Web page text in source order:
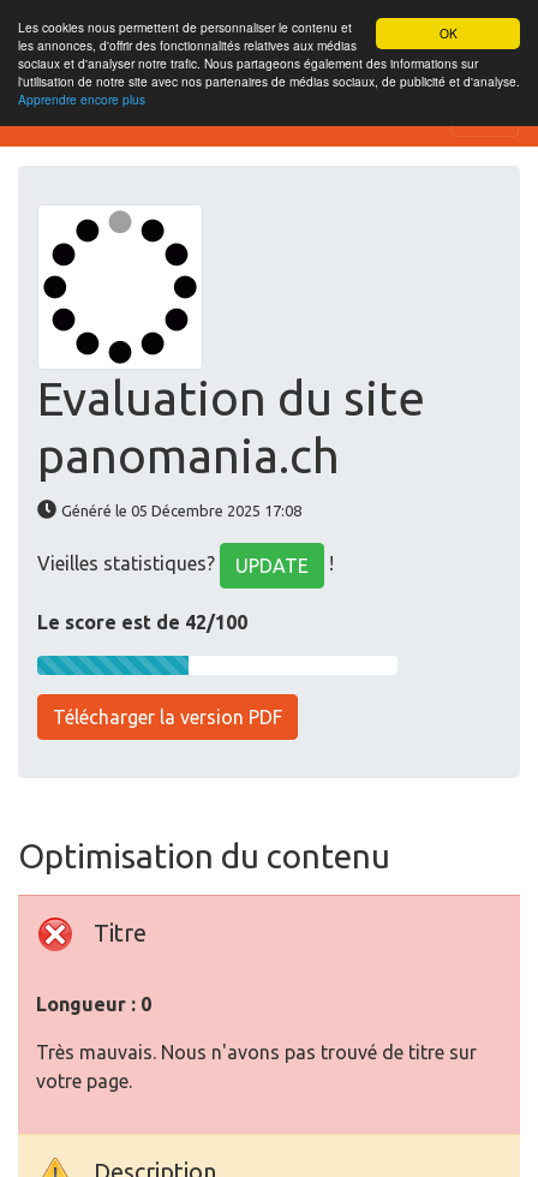
OK
Les cookies nous permettent de personnaliser le contenu et
les annonces, d'offrir des fonctionnalités relatives aux médias
sociaux et d'analyser notre trafic. Nous partageons également des informations sur
l'utilisation de notre site avec nos partenaires de médias sociaux, de publicité et d'analyse.
Apprendre encore plus
Website-SEO-Überprüfung
Evaluation du site
panomania.ch
Généré le 05 Décembre 2025 17:08
Vieilles statistiques? UPDATE !
Le score est de 42/100
Télécharger la version PDF
Optimisation du contenu
Titre
Longueur : 0
Très mauvais. Nous n'avons pas trouvé de titre sur
votre page.